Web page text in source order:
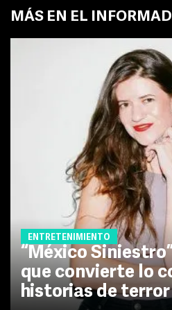
MÁS EN EL
ENTRETENIMIENTO
“México
que convierte lo
historias de terror